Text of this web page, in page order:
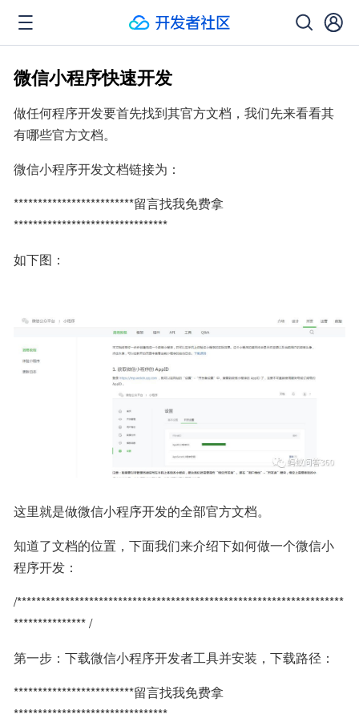
微信小程序快速开发
做任何程序开发要首先找到其官方文档，我们先来看看其
有哪些官方文档。
微信小程序开发文档链接为：
*************************留言找我免费拿
********************************
如下图：
这里就是做微信小程序开发的全部官方文档。
知道了文档的位置，下面我们来介绍下如何做一个微信小
程序开发：
/********************************************************************
*************** /
第一步：下载微信小程序开发者工具并安装，下载路径：
*************************留言找我免费拿
********************************